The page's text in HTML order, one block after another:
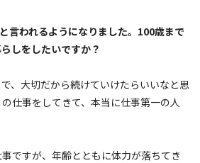
言われるようになりました。100歳まで
しをしたいですか？
、大切だから続けていけたらいいなと思
仕事をしてきて、本当に仕事第一の人
ですが、年齢とともに体力が落ちてき